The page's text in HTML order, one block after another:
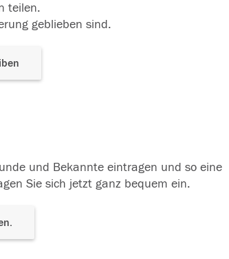
teilen.
geblieben sind.
und Bekannte eintragen und so eine
Sie sich jetzt ganz bequem ein.